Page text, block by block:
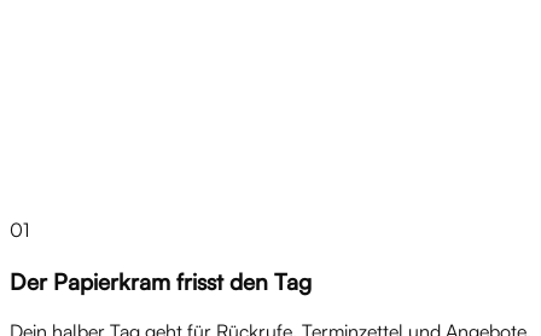
01
Der Papierkram frisst den Tag